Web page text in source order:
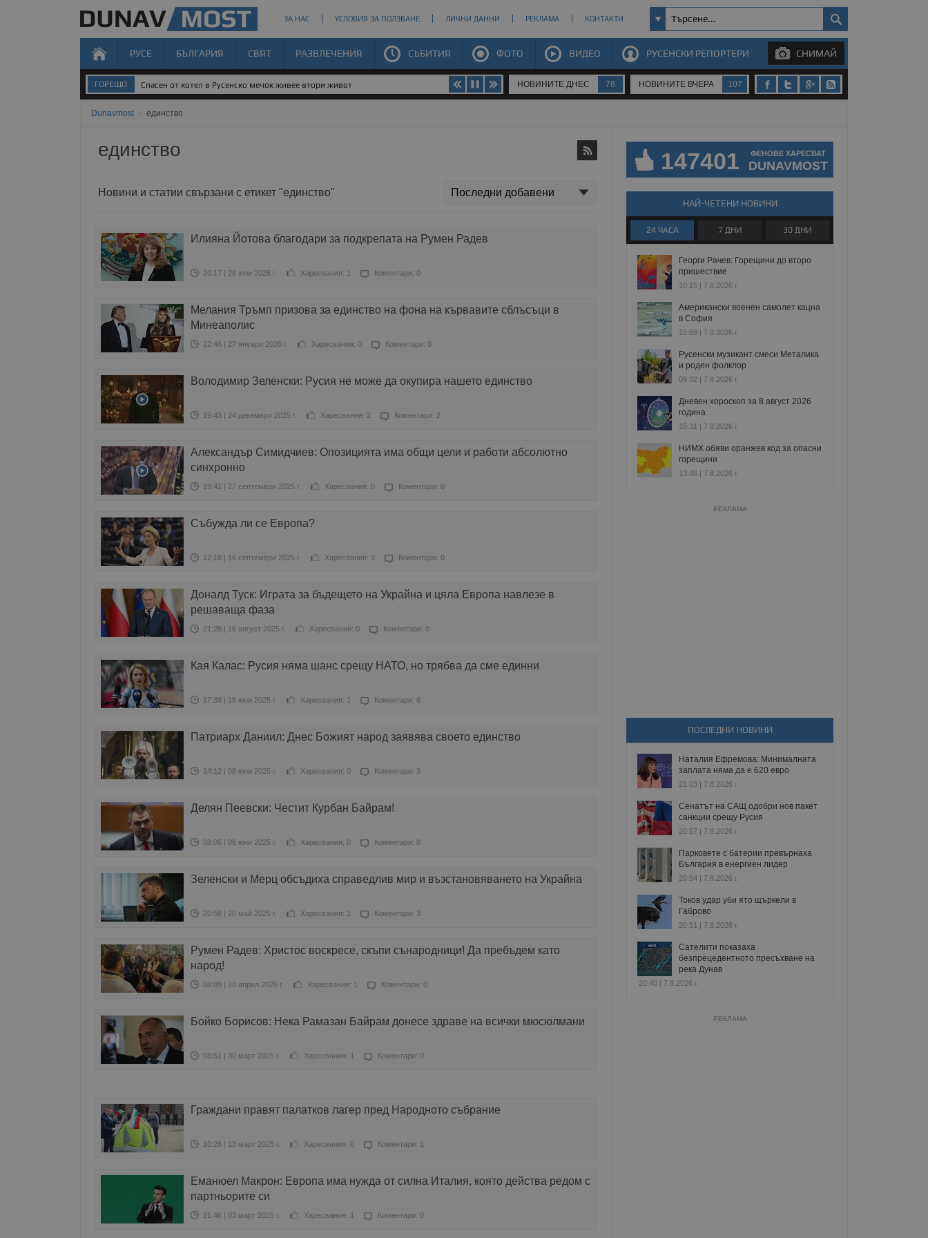
ЗА НАС УСЛОВИЯ ЗА ПОЛЗВАНЕ ЛИЧНИ ДАННИ РЕКЛАМА КОНТАКТИ
РУСЕ БЪЛГАРИЯ СВЯТ РАЗВЛЕЧЕНИЯ СЪБИТИЯ ФОТО ВИДЕО РУСЕНСКИ РЕПОРТЕРИ СНИМАЙ
ГОРЕЩО Спасен от хотел в Русенско мечок живее втори живот НОВИНИТЕ ДНЕС 78 НОВИНИТЕ ВЧЕРА 107
Dunavmost единство
единство
Новини и статии свързани с етикет "единство"
Илияна Йотова благодари за подкрепата на Румен Радев
20:17 | 28 юли 2026 г. Харесвания: 1 Коментари: 0
Мелания Тръмп призова за единство на фона на кървавите сблъсъци в
Минеаполис
22:46 | 27 януари 2026 г. Харесвания: 0 Коментари: 0
Володимир Зеленски: Русия не може да окупира нашето единство
19:43 | 24 декември 2025 г. Харесвания: 2 Коментари: 2
Александър Симидчиев: Опозицията има общи цели и работи абсолютно
синхронно
19:41 | 27 септември 2025 г. Харесвания: 0 Коментари: 0
Събужда ли се Европа?
12:18 | 16 септември 2025 г. Харесвания: 3 Коментари: 0
Доналд Туск: Играта за бъдещето на Украйна и цяла Европа навлезе в
решаваща фаза
21:28 | 16 август 2025 г. Харесвания: 0 Коментари: 0
Кая Калас: Русия няма шанс срещу НАТО, но трябва да сме единни
17:38 | 18 юни 2025 г. Харесвания: 1 Коментари: 6
Патриарх Даниил: Днес Божият народ заявява своето единство
14:12 | 08 юни 2025 г. Харесвания: 0 Коментари: 3
Делян Пеевски: Честит Курбан Байрам!
08:06 | 06 юни 2025 г. Харесвания: 0 Коментари: 0
Зеленски и Мерц обсъдиха справедлив мир и възстановяването на Украйна
20:58 | 20 май 2025 г. Харесвания: 1 Коментари: 3
Румен Радев: Христос воскресе, скъпи сънародници! Да пребъдем като
народ!
08:09 | 20 април 2025 г. Харесвания: 1 Коментари: 0
Бойко Борисов: Нека Рамазан Байрам донесе здраве на всички мюсюлмани
08:51 | 30 март 2025 г. Харесвания: 1 Коментари: 0
Граждани правят палатков лагер пред Народното събрание
10:26 | 13 март 2025 г. Харесвания: 0 Коментари: 1
Еманюел Макрон: Европа има нужда от силна Италия, която действа редом с
партньорите си
21:46 | 03 март 2025 г. Харесвания: 1 Коментари: 0
147401 ФЕНОВЕ ХАРЕСВАТ
DUNAVMOST
НАЙ-ЧЕТЕНИ НОВИНИ
24 ЧАСА 7 ДНИ 30 ДНИ
Георги Рачев: Горещини до второ
пришествие
10:15 | 7.8.2026 г.
Американски военен самолет кацна
в София
15:09 | 7.8.2026 г.
Русенски музикант смеси Металика
и роден фолклор
09:32 | 7.8.2026 г.
Дневен хороскоп за 8 август 2026
година
15:31 | 7.8.2026 г.
НИМХ обяви оранжев код за опасни
горещини
13:46 | 7.8.2026 г.
РЕКЛАМА
ПОСЛЕДНИ НОВИНИ
Наталия Ефремова: Минималната
заплата няма да е 620 евро
21:03 | 7.8.2026 г.
Сенатът на САЩ одобри нов пакет
санкции срещу Русия
20:57 | 7.8.2026 г.
Парковете с батерии превърнаха
България в енергиен лидер
20:54 | 7.8.2026 г.
Токов удар уби ято щъркели в
Габрово
20:51 | 7.8.2026 г.
Сателити показаха
безпрецедентното пресъхване на
река Дунав
20:40 | 7.8.2026 г.
РЕКЛАМА